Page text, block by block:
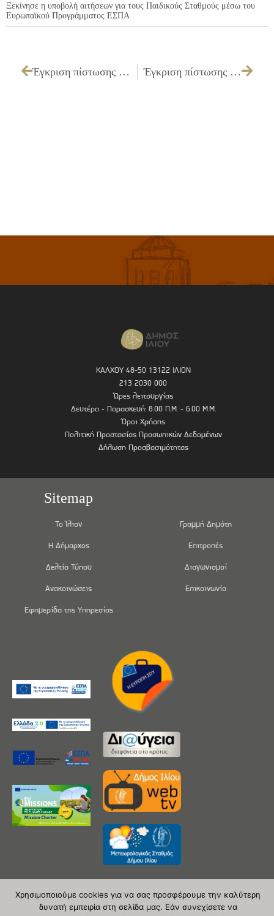
Ξεκίνησε η υποβολή αιτήσεων για τους Παιδικούς Σταθμούς μέσω του
Ευρωπαϊκού Προγράμματος ΕΣΠΑ
Έγκριση πίστωσης ποσού 81,67 € υπέρ του δικαιούχου ΒΕΛΛΑ ΑΣΤ. ΔΗΜΗΤΡΙΟΥ, εφημερίδα ΝΕΑ ΓΝΩΜΗ Έγκριση πίστωσης και τεχνικών προδιαγραφών για την «Προμήθεια στραντζαριστών και λαμαρινών για το Δημοτικό Κοιμητήριο Ιλίου» και καθορισμός τρόπου εκτέλεσης
ΚΑΛΧΟΥ 48-50 13122 ΙΛΙΟΝ
213 2030 000
Ώρες λειτουργίας
Δευτέρα - Παρασκευή: 8.00 Π.Μ. - 6.00 Μ.Μ.
Όροι Χρήσης
Πολιτική Προστασίας Προσωπικών Δεδομένων
Δήλωση Προσβασιμότητας
Sitemap
Το Ίλιον
Η Δήμαρχος
Δελτία Τύπου
Ανακοινώσεις
Εφημερίδα της Υπηρεσίας
Γραμμή Δημότη
Επιτροπές
Διαγωνισμοί
Επικοινωνία
Χρησιμοποιούμε cookies για να σας προσφέρουμε την καλύτερη
δυνατή εμπειρία στη σελίδα μας. Εάν συνεχίσετε να